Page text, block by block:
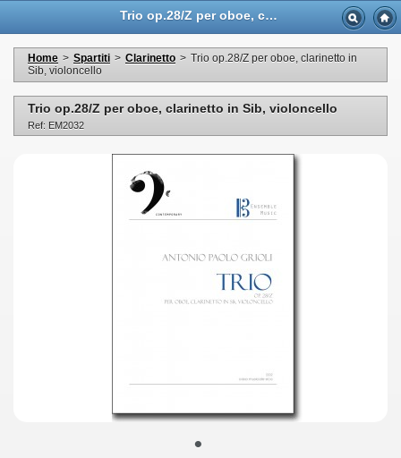
Trio op.28/Z per oboe, clarinetto in Sib, violoncello - Casa Musicale Eco
Home > Spartiti > Clarinetto > Trio op.28/Z per oboe, clarinetto in
Sib, violoncello
Trio op.28/Z per oboe, clarinetto in Sib, violoncello
Ref: EM2032
•